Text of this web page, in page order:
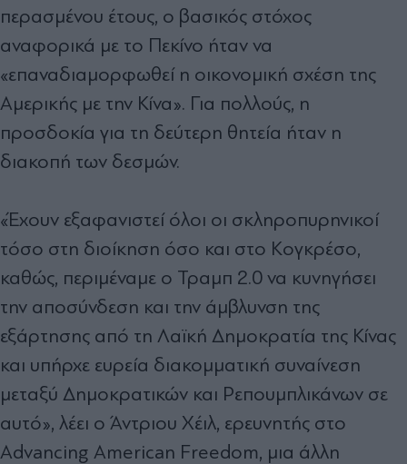
περασμένου έτους, ο βασικός στόχος
αναφορικά με το Πεκίνο ήταν να
«επαναδιαμορφωθεί η οικονομική σχέση της
Αμερικής με την Κίνα». Για πολλούς, η
προσδοκία για τη δεύτερη θητεία ήταν η
διακοπή των δεσμών.
«Έχουν εξαφανιστεί όλοι οι σκληροπυρηνικοί
τόσο στη διοίκηση όσο και στο Κογκρέσο,
καθώς, περιμέναμε ο Τραμπ 2.0 να κυνηγήσει
την αποσύνδεση και την άμβλυνση της
εξάρτησης από τη Λαϊκή Δημοκρατία της Κίνας
και υπήρχε ευρεία διακομματική συναίνεση
μεταξύ Δημοκρατικών και Ρεπουμπλικάνων σε
αυτό», λέει ο Άντριου Χέιλ, ερευνητής στο
Advancing American Freedom, μια άλλη